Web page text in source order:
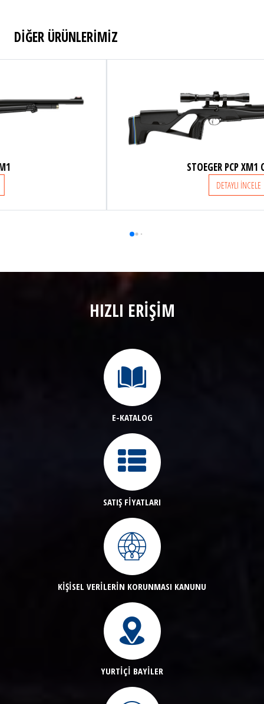
DİĞER ÜRÜNLERİMİZ
STOEGER PCP XM1 COMBO
HIZLI ERİŞİM
E-KATALOG
SATIŞ FİYATLARI
KİŞİSEL VERİLERİN KORUNMASI KANUNU
YURTİÇİ BAYİLER